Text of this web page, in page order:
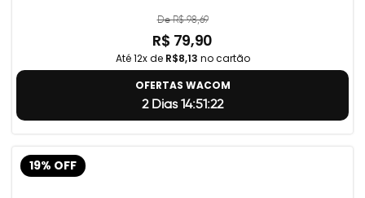
De R$ 98,69
R$ 79,90
Até 12x de R$8,13 no cartão
OFERTAS WACOM
2 Dias 14:51:22
19% OFF